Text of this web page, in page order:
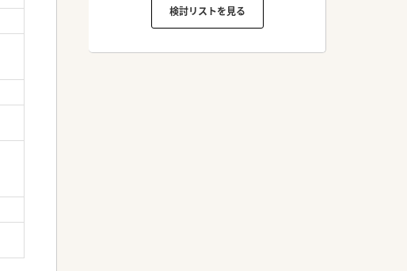
検討リストを見る